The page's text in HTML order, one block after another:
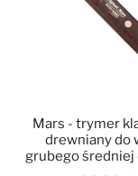
Mars - trymer
drewniany do
grubego średniej
(99M329)